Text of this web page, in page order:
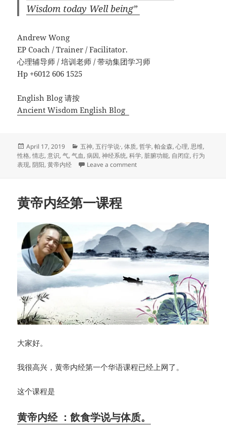
Wisdom today Well being”
Andrew Wong
EP Coach / Trainer / Facilitator.
心理辅导师 / 培训老师 / 带动集团学习师
Hp +6012 606 1525
English Blog 请按
Ancient Wisdom English Blog
Posted
on
April 17, 2019 Categories
五神,五行学说·,体质,哲学,帕金森,心理,思维,
性格,情志,意识,气,气血,病因,神经系统,科学, 脏腑功能, 自闭症,行为
表现, 阴阳,黄帝内经 Leave a commenton 黃帝內經 : 自愈保健方法, 經
黄帝内经第一课程
大家好。
我很高兴，黄帝内经第一个华语课程已经上网了。
这个课程是
黄帝内经 ：飲食学说与体质。